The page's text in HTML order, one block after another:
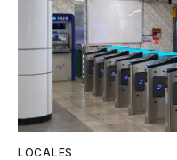
LOCALES